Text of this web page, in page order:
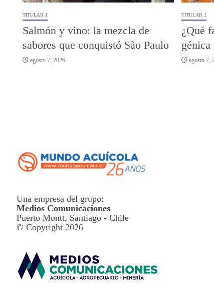
TITULAR 1
Salmón y vino: la mezcla de
sabores que conquistó São Paulo
agosto 7, 2026
TITULAR 1
¿Qué
agosto 7,
Una empresa del grupo:
Medios Comunicaciones
Puerto Montt, Santiago - Chile
© Copyright 2026